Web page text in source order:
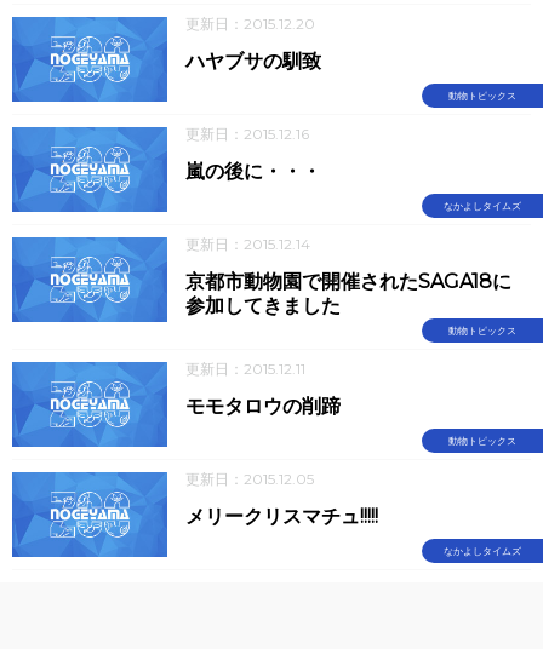
更新日：2015.12.20
動物トピックス
ハヤブサの馴致
更新日：2015.12.16
なかよしタイムズ
嵐の後に・・・
更新日：2015.12.14
動物トピックス
京都市動物園で開催されたSAGA18に
参加してきました
更新日：2015.12.11
動物トピックス
モモタロウの削蹄
更新日：2015.12.05
なかよしタイムズ
メリークリスマチュ!!!!!